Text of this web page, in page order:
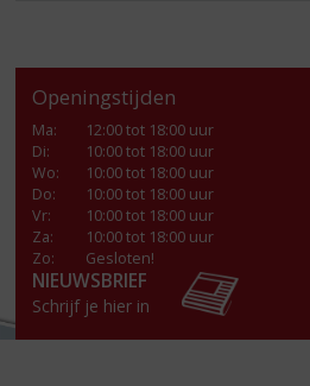
Openingstijden
Ma:
12:00 tot 18:00 uur
Di:
10:00 tot 18:00 uur
Wo:
10:00 tot 18:00 uur
Do:
10:00 tot 18:00 uur
Vr:
10:00 tot 18:00 uur
Za:
10:00 tot 18:00 uur
Zo:
Gesloten!
NIEUWSBRIEF
Schrijf je hier in